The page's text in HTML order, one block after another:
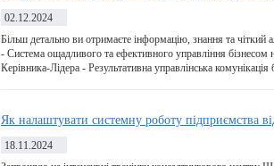
02.12.2024
Більш детально ви отримаєте інформацію, знання та
- Система ощадливого та ефективного управління
Керівника-Лідера - Результативна управлінська комунікація
Як налаштувати системну роботу підприємства
18.11.2024